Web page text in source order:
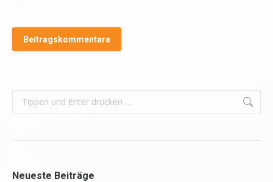
Beitragskommentare
Search:
Neueste Beiträge